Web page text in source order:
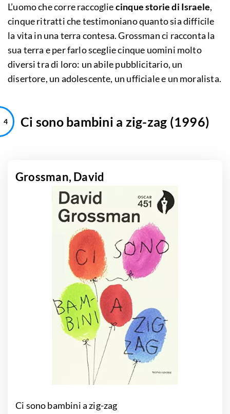
L’uomo che corre raccogliecinque storie di Israele,
cinque ritratti che testimoniano quanto sia difficile
la vita in una terra contesa. Grossman ci racconta la
sua terra e per farlo sceglie cinque uomini molto
diversi tra di loro: un abile pubblicitario, un
disertore, un adolescente, un ufficiale e un moralista.
Ci sono bambini a zig-zag (1996)
Grossman, David
Ci sono bambini a zig-zag